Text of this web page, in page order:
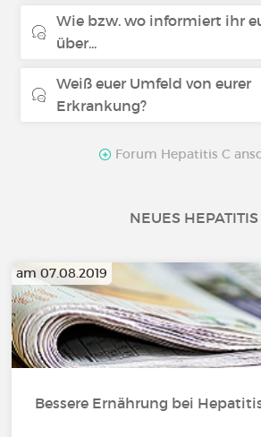
Wie bzw. wo informiert ihr
über...
Weiß euer Umfeld von eurer
Erkrankung?
Forum Hepatitis C
NEUES HEPATITIS
am 07.08.2019
Bessere Ernährung bei